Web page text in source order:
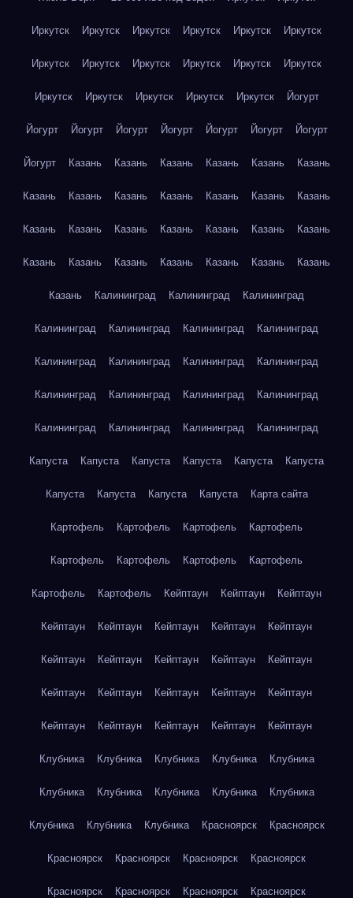
Иркутск Иркутск Иркутск Иркутск Иркутск Иркутск
Иркутск Иркутск Иркутск Иркутск Иркутск Иркутск
Иркутск Иркутск Иркутск Иркутск Иркутск Йогурт
Йогурт Йогурт Йогурт Йогурт Йогурт Йогурт Йогурт
Йогурт Казань Казань Казань Казань Казань Казань
Казань Казань Казань Казань Казань Казань Казань
Казань Казань Казань Казань Казань Казань Казань
Казань Казань Казань Казань Казань Казань Казань
Казань Калининград Калининград Калининград
Калининград Калининград Калининград Калининград
Калининград Калининград Калининград Калининград
Калининград Калининград Калининград Калининград
Калининград Калининград Калининград Калининград
Капуста Капуста Капуста Капуста Капуста Капуста
Капуста Капуста Капуста Капуста Карта сайта
Картофель Картофель Картофель Картофель
Картофель Картофель Картофель Картофель
Картофель Картофель Кейптаун Кейптаун Кейптаун
Кейптаун Кейптаун Кейптаун Кейптаун Кейптаун
Кейптаун Кейптаун Кейптаун Кейптаун Кейптаун
Кейптаун Кейптаун Кейптаун Кейптаун Кейптаун
Кейптаун Кейптаун Кейптаун Кейптаун Кейптаун
Клубника Клубника Клубника Клубника Клубника
Клубника Клубника Клубника Клубника Клубника
Клубника Клубника Клубника Красноярск Красноярск
Красноярск Красноярск Красноярск Красноярск
Красноярск Красноярск Красноярск Красноярск